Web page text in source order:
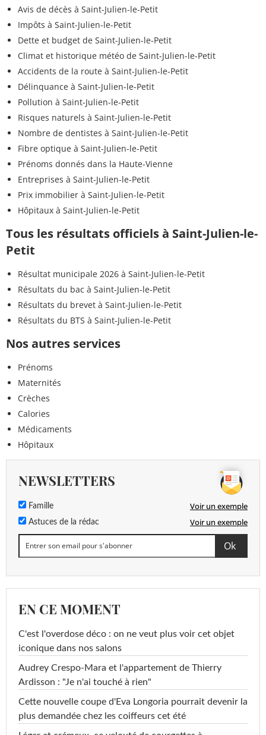
Avis de décès à Saint-Julien-le-Petit
Impôts à Saint-Julien-le-Petit
Dette et budget de Saint-Julien-le-Petit
Climat et historique météo de Saint-Julien-le-Petit
Accidents de la route à Saint-Julien-le-Petit
Délinquance à Saint-Julien-le-Petit
Pollution à Saint-Julien-le-Petit
Risques naturels à Saint-Julien-le-Petit
Nombre de dentistes à Saint-Julien-le-Petit
Fibre optique à Saint-Julien-le-Petit
Prénoms donnés dans la Haute-Vienne
Entreprises à Saint-Julien-le-Petit
Prix immobilier à Saint-Julien-le-Petit
Hôpitaux à Saint-Julien-le-Petit
Tous les résultats officiels à Saint-Julien-le-
Petit
Résultat municipale 2026 à Saint-Julien-le-Petit
Résultats du bac à Saint-Julien-le-Petit
Résultats du brevet à Saint-Julien-le-Petit
Résultats du BTS à Saint-Julien-le-Petit
Nos autres services
Prénoms
Maternités
Crèches
Calories
Médicaments
Hôpitaux
NEWSLETTERS
Famille Voir un exemple
Astuces de la rédac Voir un exemple
EN CE MOMENT
C'est l'overdose déco : on ne veut plus voir cet objet
iconique dans nos salons
Audrey Crespo-Mara et l'appartement de Thierry
Ardisson : "Je n'ai touché à rien"
Cette nouvelle coupe d'Eva Longoria pourrait devenir la
plus demandée chez les coiffeurs cet été